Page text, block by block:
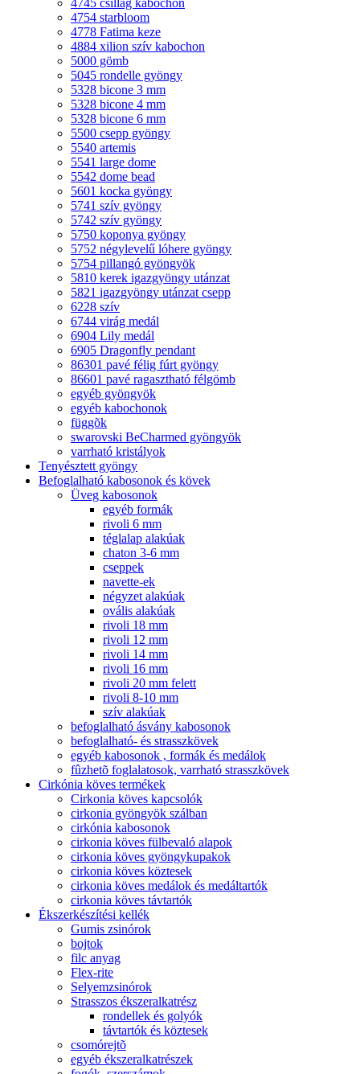
4745 csillag kabochon
4754 starbloom
4778 Fatima keze
4884 xilion szív kabochon
5000 gömb
5045 rondelle gyöngy
5328 bicone 3 mm
5328 bicone 4 mm
5328 bicone 6 mm
5500 csepp gyöngy
5540 artemis
5541 large dome
5542 dome bead
5601 kocka gyöngy
5741 szív gyöngy
5742 szív gyöngy
5750 koponya gyöngy
5752 négylevelű lóhere gyöngy
5754 pillangó gyöngyök
5810 kerek igazgyöngy utánzat
5821 igazgyöngy utánzat csepp
6228 szív
6744 virág medál
6904 Lily medál
6905 Dragonfly pendant
86301 pavé félig fúrt gyöngy
86601 pavé ragasztható félgömb
egyéb gyöngyök
egyéb kabochonok
függõk
swarovski BeCharmed gyöngyök
varrható kristályok
Tenyésztett gyöngy
Befoglalható kabosonok és kövek
Üveg kabosonok
egyéb formák
rivoli 6 mm
téglalap alakúak
chaton 3-6 mm
cseppek
navette-ek
négyzet alakúak
ovális alakúak
rivoli 18 mm
rivoli 12 mm
rivoli 14 mm
rivoli 16 mm
rivoli 20 mm felett
rivoli 8-10 mm
szív alakúak
befoglalható ásvány kabosonok
befoglalható- és strasszkövek
egyéb kabosonok , formák és medálok
fûzhetõ foglalatosok, varrható strasszkövek
Cirkónia köves termékek
Cirkonia köves kapcsolók
cirkonia gyöngyök szálban
cirkónia kabosonok
cirkonia köves fülbevaló alapok
cirkonia köves gyöngykupakok
cirkonia köves köztesek
cirkonia köves medálok és medáltartók
cirkonia köves távtartók
Ékszerkészítési kellék
Gumis zsinórok
bojtok
filc anyag
Flex-rite
Selyemzsinórok
Strasszos ékszeralkatrész
rondellek és golyók
távtartók és köztesek
csomórejtõ
egyéb ékszeralkatrészek